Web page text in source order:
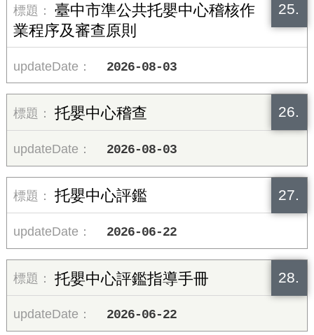
25.
臺中市準公共托嬰中心稽核作
業程序及審查原則
2026-08-03
26.
托嬰中心稽查
2026-08-03
27.
托嬰中心評鑑
2026-06-22
28.
托嬰中心評鑑指導手冊
2026-06-22